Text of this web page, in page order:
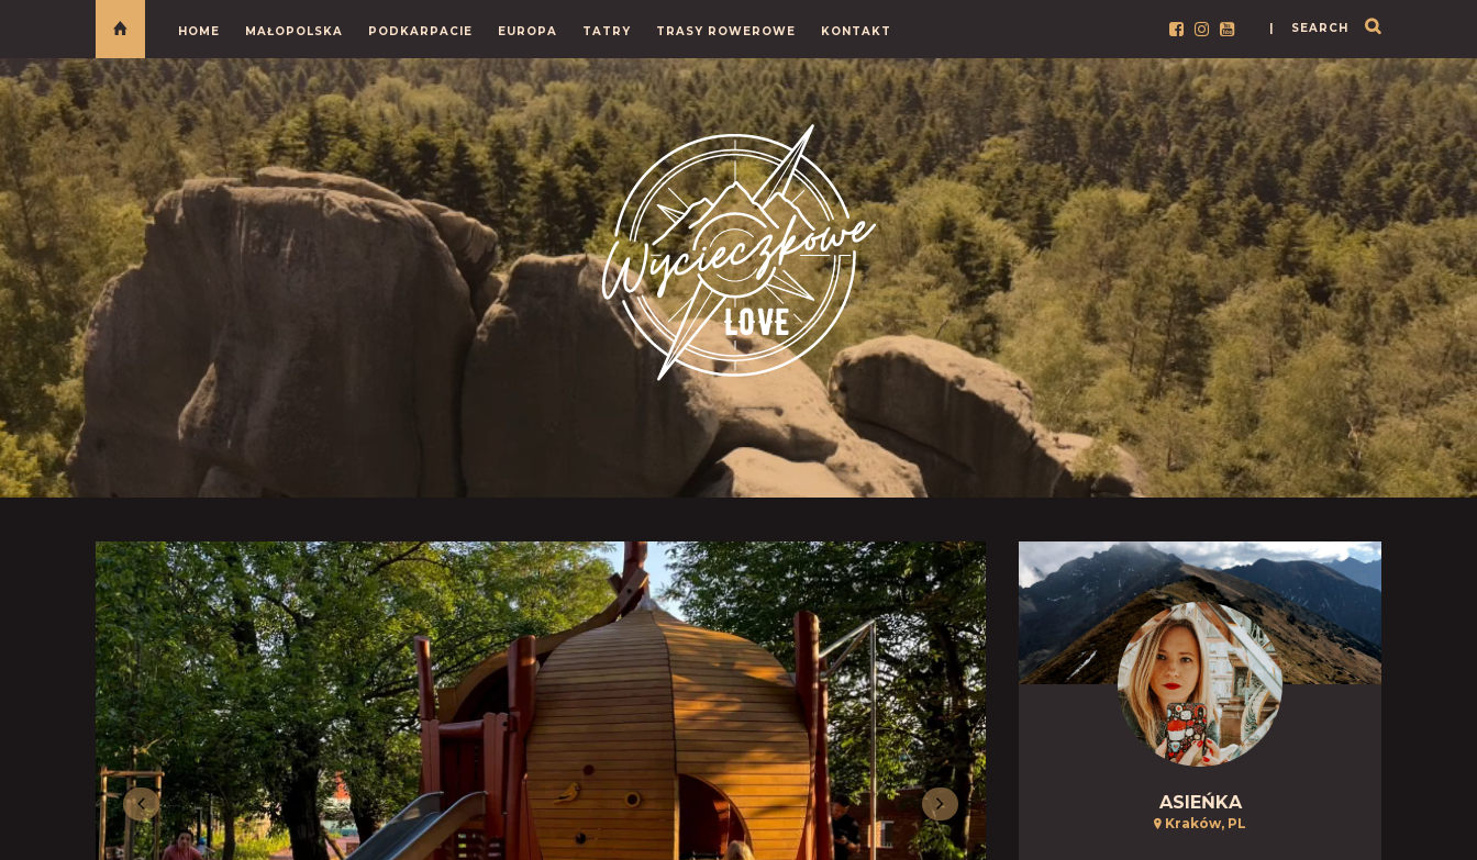
| SEARCH
HOME MAŁOPOLSKA PODKARPACIE EUROPA TATRY TRASY ROWEROWE KONTAKT
ASIEŃKA
Kraków, PL